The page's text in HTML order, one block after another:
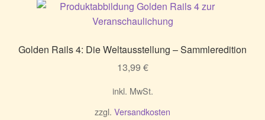
auf.
können
Golden Rails 4: Die Weltausstellung – Sammleredition
13,99 €
inkl. MwSt.
zzgl. Versandkosten